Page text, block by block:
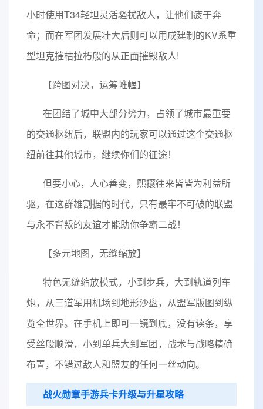
小时使用T34轻坦灵活骚扰敌人，让他们疲于奔
命；而在军团发展壮大后则可以用成建制的KV系重
型坦克摧枯拉朽般的从正面摧毁敌人!
【跨图对决，运筹帷幄】
在团结了城中大部分势力，占领了城市最重要
的交通枢纽后，联盟内的玩家可以通过这个交通枢
纽前往其他城市，继续你们的征途！
但要小心，人心善变，熙攘往来皆皆为利益所
驱，在这群雄割据的时代，只有最牢不可破的联盟
与永不背叛的友谊才能助你争霸二战！
【多元地图，无缝缩放】
特色无缝缩放模式，小到步兵，大到轨道列车
炮，从三道军用机场到地形沙盘，从盟军版图到纵
览全世界。在手机上即可一镜到底，没有读条，享
受丝般顺滑，小到单兵大到军团，战术与战略精确
布置，不错过敌人和盟友的任何一丝动向。
战火勋章手游兵卡升级与升星攻略